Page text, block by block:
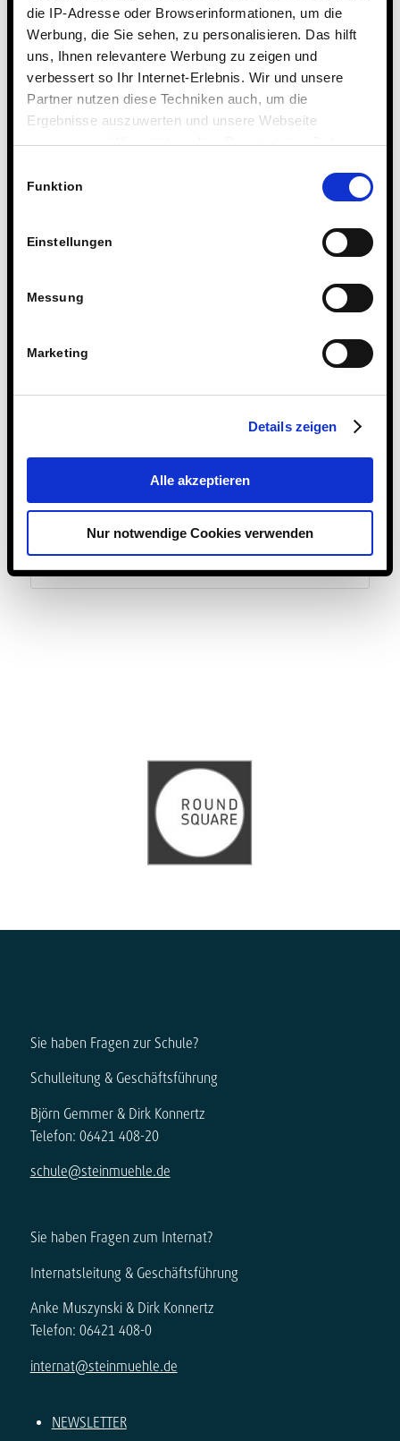
die IP-Adresse oder Browserinformationen, um die
Werbung, die Sie sehen, zu personalisieren. Das hilft
uns, Ihnen relevantere Werbung zu zeigen und
verbessert so Ihr Internet-Erlebnis. Wir und unsere
Partner nutzen diese Techniken auch, um die
Ergebnisse auszuwerten und unsere Webseite
anzupassen. Wir schätzen Ihre Privatsphäre. Daher
Technologien.
Funktion
Einstellungen
Messung
Marketing
Details zeigen
Alle akzeptieren
Nur notwendige Cookies verwenden
16. SEPTEMBER 2019
Eintrag teilen
Sie haben Fragen zur Schule?
Schulleitung & Geschäftsführung
Björn Gemmer & Dirk Konnertz
Telefon: 06421 408-20
schule@steinmuehle.de
Sie haben Fragen zum Internat?
Internatsleitung & Geschäftsführung
Anke Muszynski & Dirk Konnertz
Telefon: 06421 408-0
internat@steinmuehle.de
NEWSLETTER